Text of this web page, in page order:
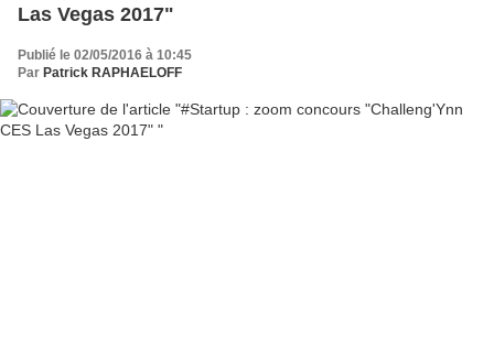
Las Vegas 2017"
Publié le 02/05/2016 à 10:45
Par Patrick RAPHAELOFF